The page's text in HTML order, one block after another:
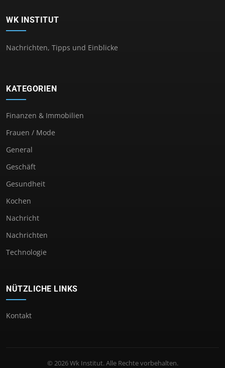
WK INSTITUT
Nachrichten, Tipps und Einblicke
KATEGORIEN
Finanzen & Immobilien
Frauen / Mode
General
Geschäft
Gesundheit
Kochen
Nachricht
Nachrichten
Technologie
NÜTZLICHE LINKS
Kontakt
© 2026 Wk Institut. Alle Rechte vorbehalten.